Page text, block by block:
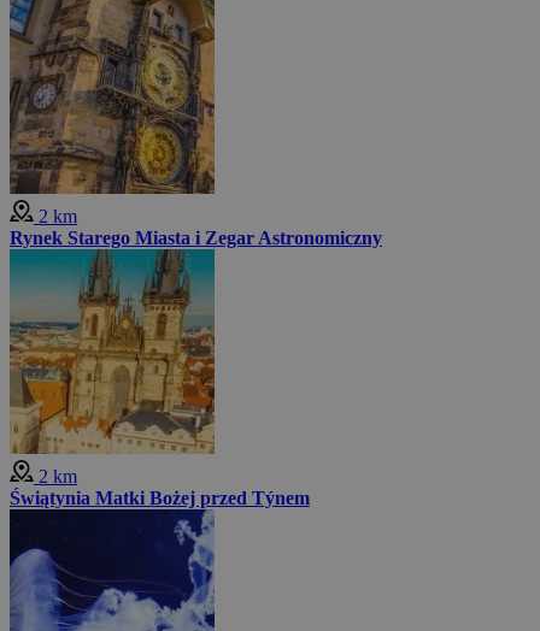
2 km
Rynek Starego Miasta i Zegar Astronomiczny
2 km
Świątynia Matki Bożej przed Týnem